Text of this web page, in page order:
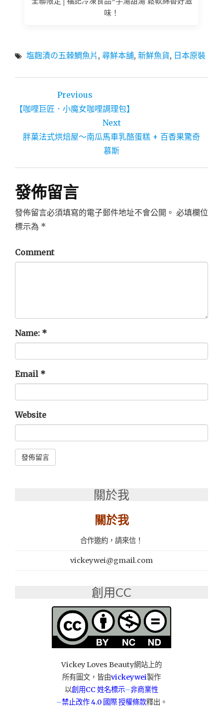
味！
塩麴漬の五棘鯛魚片 , 尋鮮本舖, 新鮮魚貨, 日本原裝
章
覽
Previous
【咖哩巨匠．小魔女咖哩調理包】
Next
胖菓法式烘焙屋～南瓜馬車乳酪蛋糕 + 百香果驚奇
慕斯
發佈留言
發佈留言必須填寫的電子郵件地址不會公開。 必填欄位
標示為 *
Comment
Name: *
Email *
Website
關於我
關於我
合作邀約，請來信！
vickeywei@gmail.com
創用CC
Vickey Loves Beauty網站上的
所有圖文，皆由vickeywei製作
以創用CC 姓名標示–非商業性
–禁止改作4.0 國際 授權條款釋出。